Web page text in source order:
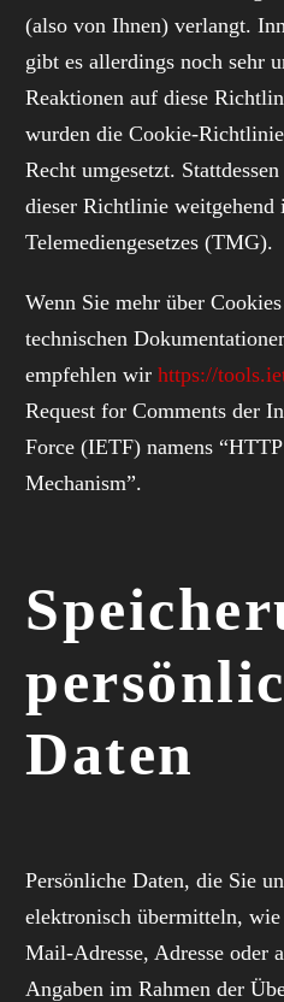
(also von Ihnen) verlangt.
gibt es allerdings noch sehr
Reaktionen auf diese
wurden die Cookie-
Recht umgesetzt.
dieser Richtlinie weitgehend
Telemediengesetzes (TMG).
Wenn Sie mehr über
technischen
empfehlen wir https://
Request for Comments der
Force (IETF) namens
Mechanism”.
Daten
Persönliche Daten, die Sie
elektronisch übermitteln,
Mail-Adresse, Adresse oder
Angaben im Rahmen der